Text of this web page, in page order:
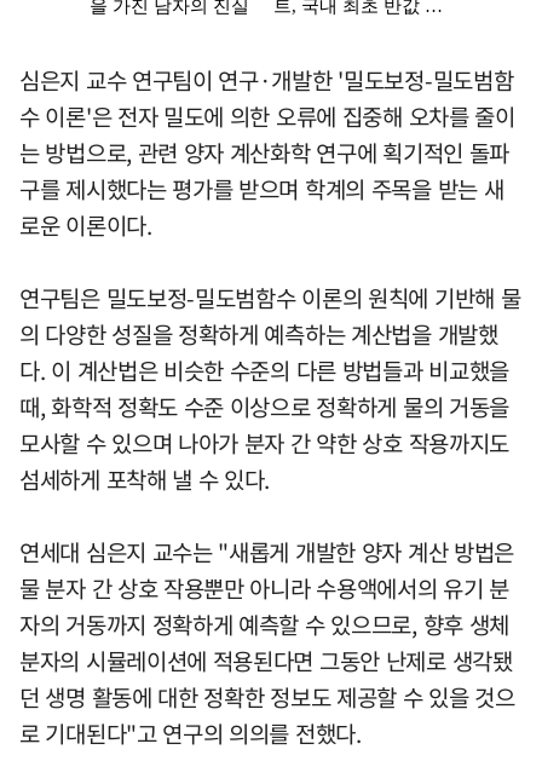
심은지 교수 연구팀이 연구·개발한 '밀도보정-밀도범함
수 이론'은 전자 밀도에 의한 오류에 집중해 오차를 줄이
는 방법으로, 관련 양자 계산화학 연구에 획기적인 돌파
구를 제시했다는 평가를 받으며 학계의 주목을 받는 새
로운 이론이다.
연구팀은 밀도보정-밀도범함수 이론의 원칙에 기반해 물
의 다양한 성질을 정확하게 예측하는 계산법을 개발했
다. 이 계산법은 비슷한 수준의 다른 방법들과 비교했을
때, 화학적 정확도 수준 이상으로 정확하게 물의 거동을
모사할 수 있으며 나아가 분자 간 약한 상호 작용까지도
섬세하게 포착해 낼 수 있다.
연세대 심은지 교수는 "새롭게 개발한 양자 계산 방법은
물 분자 간 상호 작용뿐만 아니라 수용액에서의 유기 분
자의 거동까지 정확하게 예측할 수 있으므로, 향후 생체
분자의 시뮬레이션에 적용된다면 그동안 난제로 생각됐
던 생명 활동에 대한 정확한 정보도 제공할 수 있을 것으
로 기대된다"고 연구의 의의를 전했다.